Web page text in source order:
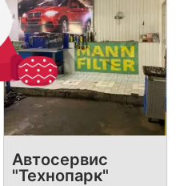
Автосервис
"Технопарк"